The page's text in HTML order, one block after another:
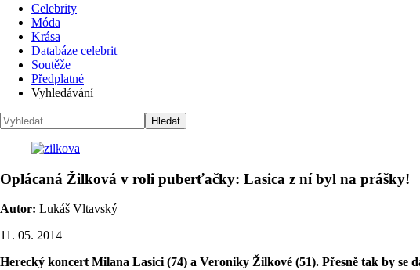
Celebrity
Móda
Krása
Databáze celebrit
Soutěže
Předplatné
Vyhledávání
Oplácaná Žilková v roli puberťačky: Lasica z ní byl na prášky!
Autor: Lukáš Vltavský
11. 05. 2014
Herecký koncert Milana Lasici (74) a Veroniky Žilkové (51). Přesně tak by se